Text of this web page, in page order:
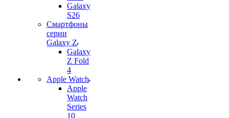
Galaxy
S26
Смартфоны
серии
Galaxy Z
Galaxy
Z Fold
4
Apple Watch
Apple
Watch
Series
10